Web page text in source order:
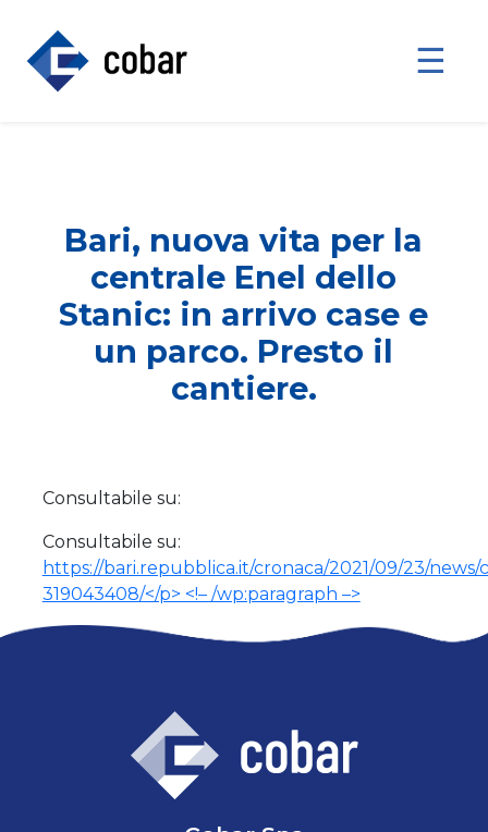
☰
Bari, nuova vita per la
centrale Enel dello
Stanic: in arrivo case e
un parco. Presto il
cantiere.
Consultabile su:
Consultabile su:
https://bari.repubblica.it/cronaca/2021/09/23/
319043408/</p> <!– /wp:paragraph –>